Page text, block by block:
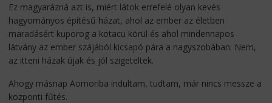
Ez magyarázná azt is, miért látok errefelé olyan kevés
hagyományos építésű házat, ahol az ember az életben
maradásért kuporog a kotacu körül és ahol mindennapos
látvány az ember szájából kicsapó pára a nagyszobában. Nem,
az itteni házak újak és jól szigeteltek.
Ahogy másnap Aomoriba indultam, tudtam, már nincs messze a
központi fűtés.